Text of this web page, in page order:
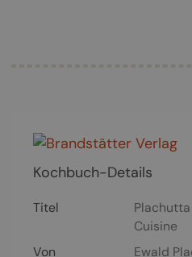
Kochbuch-Details
Titel
Cuisine
Von
Ewald